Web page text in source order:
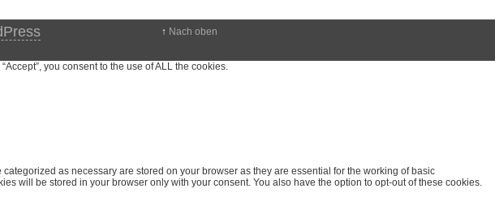
↑ Nach oben
you consent to the use of ALL the cookies.
as necessary are stored on your browser as they are essential for the working of basic
will be stored in your browser only with your consent. You also have the option to opt-out of these cookies.